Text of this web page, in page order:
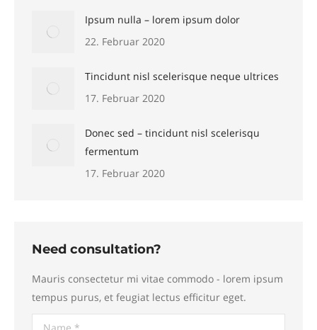
Ipsum nulla – lorem ipsum dolor
22. Februar 2020
Tincidunt nisl scelerisque neque ultrices
17. Februar 2020
Donec sed – tincidunt nisl scelerisqu
fermentum
17. Februar 2020
Need consultation?
Mauris consectetur mi vitae commodo - lorem ipsum
tempus purus, et feugiat lectus efficitur eget.
Name *